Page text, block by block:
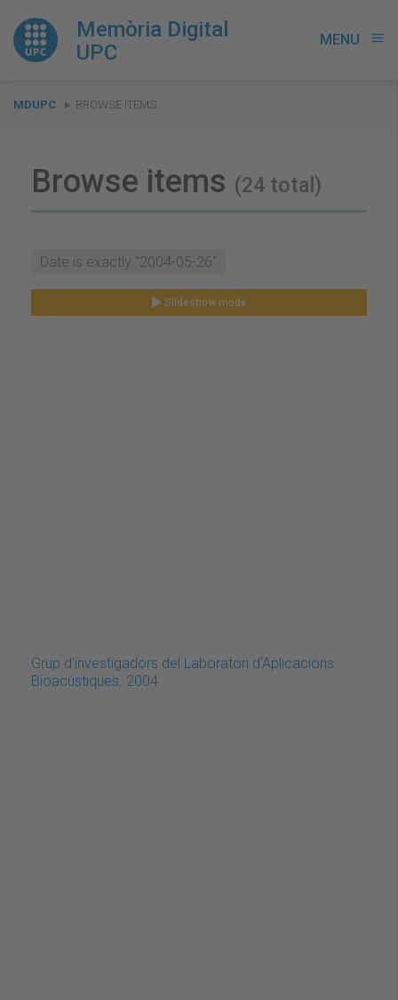
Memòria Digital
UPC
MENU menu
You
MDUPC BROWSE ITEMS
Browse items (24 total)
Date is exactly "2004-05-26"
Slideshow mode
Grup d'investigadors del Laboratori d'Aplicacions
Bioacústiques. 2004.